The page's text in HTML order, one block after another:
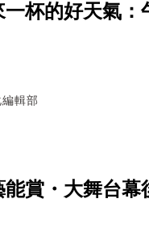
杯的好天氣
輯部
能賞・大舞台